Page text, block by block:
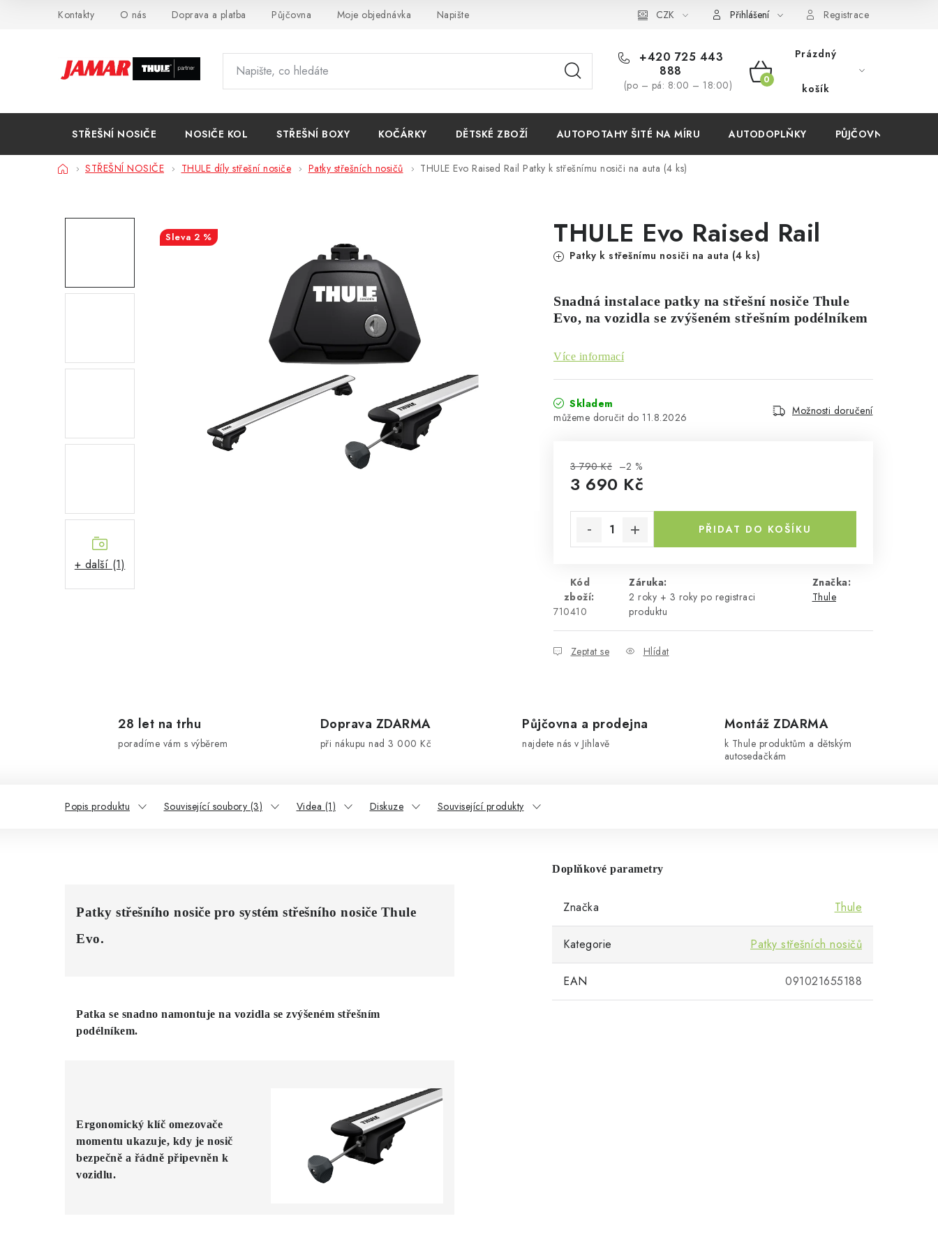
Kontakty O nás Doprava a platba Půjčovna Moje objednávka Napište nám Obchodní podmínky
CZK Přihlášení Registrace
+420 725 443
888
(po – pá: 8:00 – 18:00)
NÁKUPNÍ
Prázdný
košík
STŘEŠNÍ NOSIČE NOSIČE KOL STŘEŠNÍ BOXY KOČÁRKY DĚTSKÉ ZBOŽÍ AUTOPOTAHY ŠITÉ NA MÍRU AUTODOPLŇKY PŮJČOVNA
DomůSTŘEŠNÍ NOSIČE THULE díly střešní nosiče Patky střešních nosičů THULE Evo Raised Rail Patky k střešnímu nosiči na auta (4 ks)
+ další (1)
THULE Evo Raised Rail
Patky k střešnímu nosiči na auta (4 ks)
Snadná instalace patky na střešní nosiče Thule
Evo, na vozidla se zvýšeném střešním podélníkem
Více informací
Skladem
11.8.2026
Možnosti doručení
3 790 Kč –2 %
3 690 Kč
PŘIDAT DO KOŠÍKU
Kód
zboží:
710410
Záruka:
2 roky + 3 roky po registraci
produktu
Značka:
Thule
Zeptat se Hlídat
2 %
28 let na trhu
poradíme vám s výběrem
Doprava ZDARMA
při nákupu nad 3 000 Kč
Půjčovna a prodejna
najdete nás v Jihlavě
Montáž ZDARMA
k Thule produktům a dětským
autosedačkám
Popis produktu Související soubory (3) Videa (1) Diskuze Související produkty
Patky střešního nosiče pro systém střešního nosiče Thule
Evo.
Patka se snadno namontuje na vozidla se zvýšeném střešním
podélníkem.
Ergonomický klíč omezovače
momentu ukazuje, kdy je nosič
bezpečně a řádně připevněn k
vozidlu.
Doplňkové parametry
Značka Thule
Kategorie Patky střešních nosičů
EAN 091021655188